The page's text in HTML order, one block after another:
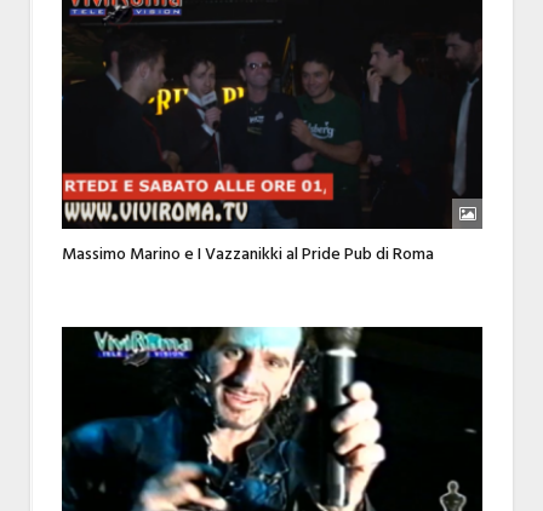
Massimo Marino e I Vazzanikki al Pride Pub di Roma